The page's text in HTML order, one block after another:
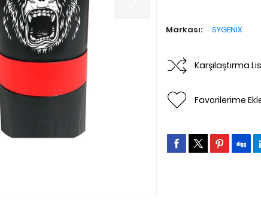
Markası: SYGENIX
Karşılaştırma
Favorilerime